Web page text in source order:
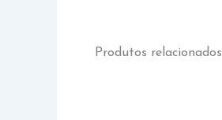
Produtos relacionados